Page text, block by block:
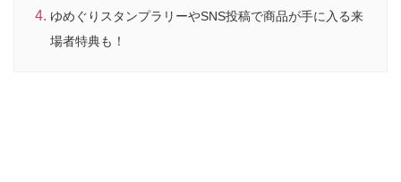
ゆめぐりスタンプラリーやSNS投稿で商品が手に入る来
場者特典も！